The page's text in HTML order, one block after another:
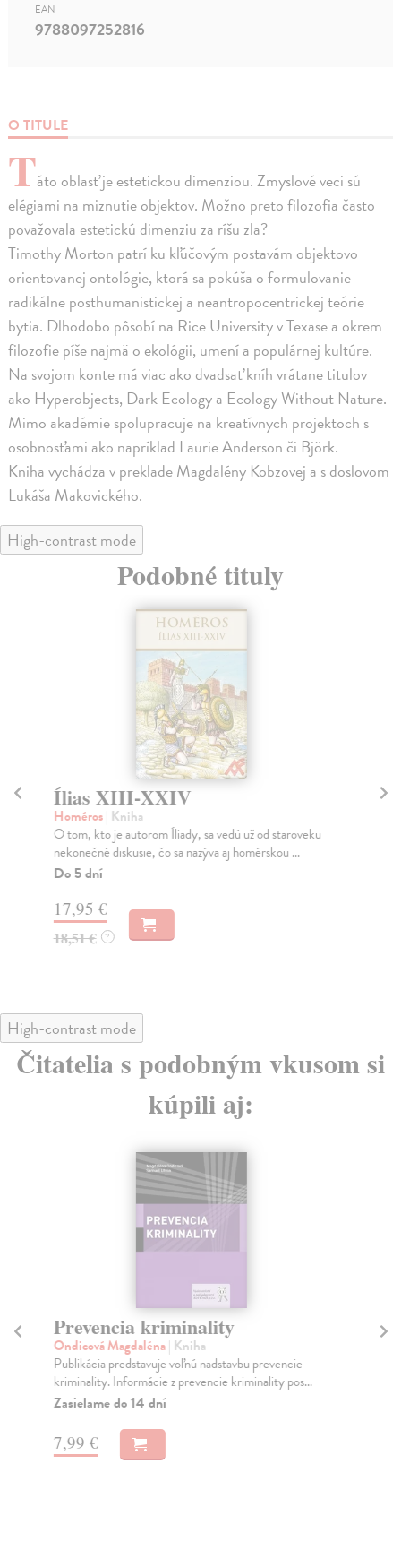
O TITULE
Táto oblasť je estetickou dimenziou. Zmyslové veci sú
elégiami na miznutie objektov. Možno preto filozofia často
považovala estetickú dimenziu za ríšu zla?
Timothy Morton patrí ku kľúčovým postavám objektovo
orientovanej ontológie, ktorá sa pokúša o formulovanie
radikálne posthumanistickej a neantropocentrickej teórie
bytia. Dlhodobo pôsobí na Rice University v Texase a okrem
filozofie píše najmä o ekológii, umení a populárnej kultúre.
Na svojom konte má viac ako dvadsať kníh vrátane titulov
ako Hyperobjects, Dark Ecology a Ecology Without Nature.
Mimo akadémie spolupracuje na kreatívnych projektoch s
osobnosťami ako napríklad Laurie Anderson či Björk.
Kniha vychádza v preklade Magdalény Kobzovej a s doslovom
Lukáša Makovického.
EAN
9788097252816
High-contrast mode
Podobné tituly
Ílias XIII-XXIV
Homéros| Kniha
O tom, kto je autorom Íliady, sa vedú už od staroveku
nekonečné diskusie, čo sa nazýva aj homérskou ...
Do 5 dní
17,95 €
18,51 € ?
High-contrast mode
Čitatelia s podobným vkusom si
kúpili aj:
Prevencia kriminality
Ondicová Magdaléna| Kniha
Publikácia predstavuje voľnú nadstavbu prevencie
kriminality. Informácie z prevencie kriminality pos...
Zasielame do 14 dní
7,99 €